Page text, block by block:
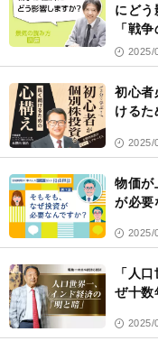
にどう
「戦
2025/
初心者
けるた
2025/
物価が
が必要
2025/
「人
ぜ十数
2025/